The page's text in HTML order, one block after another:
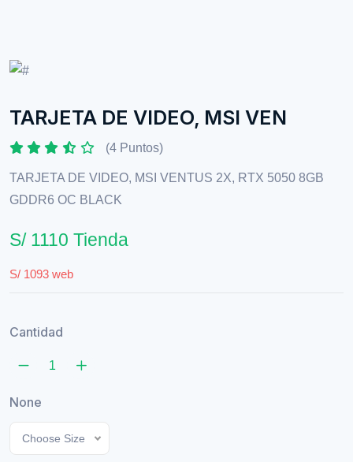
TARJETA DE VIDEO, MSI VEN
(4 Puntos)
TARJETA DE VIDEO, MSI VENTUS 2X, RTX 5050 8GB
GDDR6 OC BLACK
S/ 1110 Tienda
S/ 1093 web
Cantidad
None
Choose Size